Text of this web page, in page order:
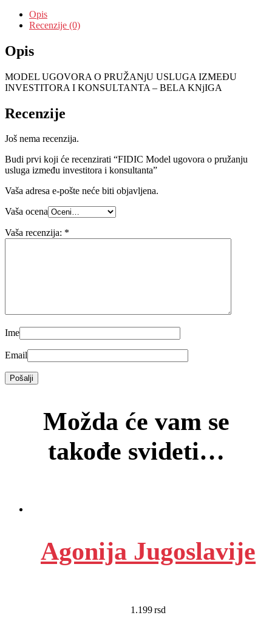
Opis
Recenzije (0)
Opis
MODEL UGOVORA O PRUŽANjU USLUGA IZMEĐU
INVESTITORA I KONSULTANTA – BELA KNjIGA
Recenzije
Još nema recenzija.
Budi prvi koji će recenzirati “FIDIC Model ugovora o pružanju
usluga između investitora i konsultanta”
Vaša adresa e-pošte neće biti objavljena.
Vaša ocena
Vaša recenzija: *
Ime
Email
Možda će vam se
takođe svideti…
Agonija Jugoslavije
1.199rsd